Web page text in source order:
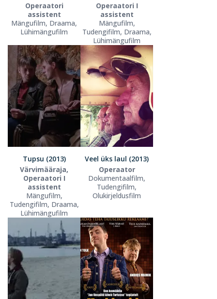
Operaatori
assistent
Mängufilm, Draama,
Lühimängufilm
Operaatori I
assistent
Mängufilm,
Tudengifilm, Draama,
Lühimängufilm
Tupsu (2013)
Värvimääraja,
Operaatori I
assistent
Mängufilm,
Tudengifilm, Draama,
Lühimängufilm
Veel üks laul (2013)
Operaator
Dokumentaalfilm,
Tudengifilm,
Olukirjeldusfilm